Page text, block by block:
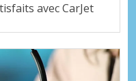
avec CarJet